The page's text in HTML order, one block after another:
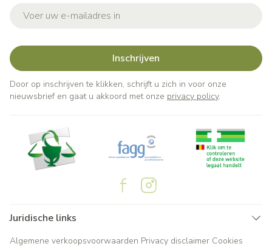
Inschrijven
Door op inschrijven te klikken, schrijft u zich in voor onze
nieuwsbrief en gaat u akkoord met onze privacy policy.
Juridische links
Algemene verkoopsvoorwaarden Privacy disclaimer Cookies